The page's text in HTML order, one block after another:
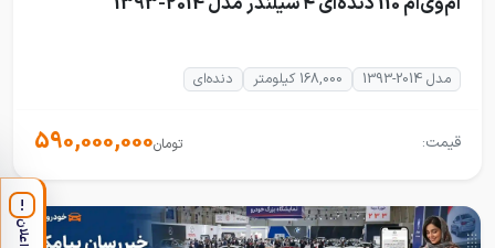
مدل 2014-1393 168,000 کیلومتر دنده‌ای
قیمت: 590,000,000تومان
!
اعلان